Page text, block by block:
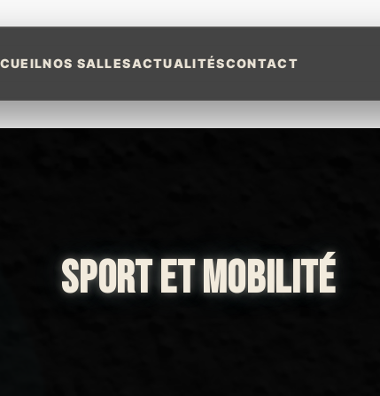
NOS SALLESACTUALITÉSCONTACT
SPORT ET MOBILITÉ